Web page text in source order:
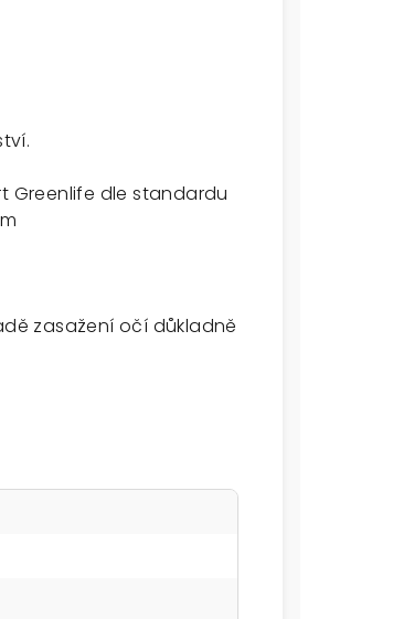
Greenlife dle standardu
zasažení očí důkladně